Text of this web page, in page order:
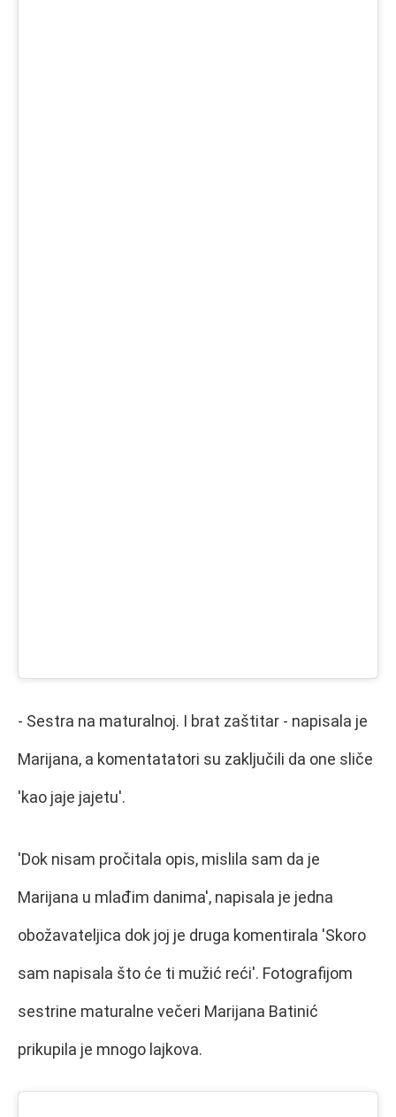
- Sestra na maturalnoj. I brat zaštitar - napisala je
Marijana, a komentatatori su zaključili da one sliče
'kao jaje jajetu'.
'Dok nisam pročitala opis, mislila sam da je
Marijana u mlađim danima', napisala je jedna
obožavateljica dok joj je druga komentirala 'Skoro
sam napisala što će ti mužić reći'. Fotografijom
sestrine maturalne večeri Marijana Batinić
prikupila je mnogo lajkova.